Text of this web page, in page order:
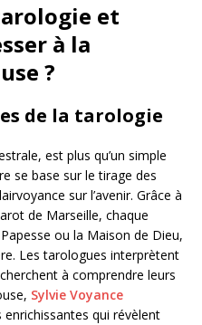
et
à la
?
de la tarologie
est plus qu’un simple
se base sur le tirage des
sur l’avenir. Grâce à
de Marseille, chaque
ou la Maison de Dieu,
Les tarologues interprètent
à comprendre leurs
Sylvie Voyance
qui révèlent